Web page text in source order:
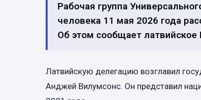
Рабочая группа
человека 11 мая 2026 года
Об этом сообщает
Латвийскую делегацию возглавил
Анджей Вилумсонс. Он представил